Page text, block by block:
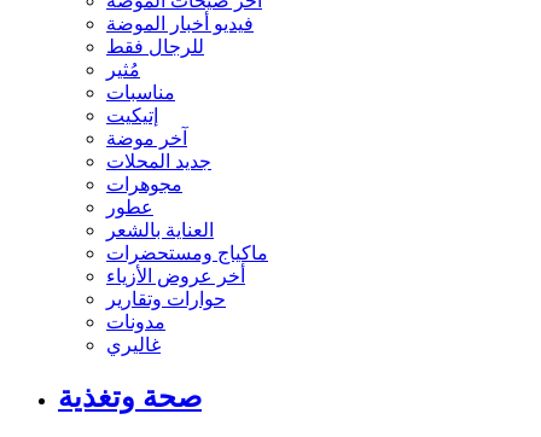
فيديو أخبار الموضة
للرجال فقط
مُثير
مناسبات
إتيكيت
آخر موضة
جديد المحلات
مجوهرات
عطور
العناية بالشعر
ماكياج ومستحضرات
أخر عروض الأزياء
حوارات وتقارير
مدونات
غاليري
صحة وتغذية